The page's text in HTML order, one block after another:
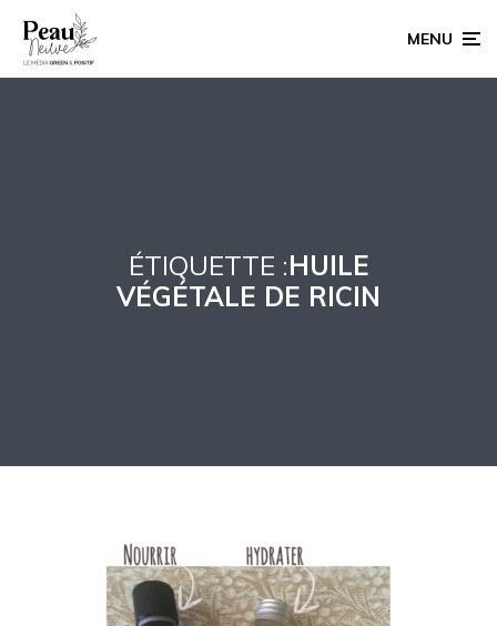
MENU
ÉTIQUETTE :HUILE
VÉGÉTALE DE RICIN